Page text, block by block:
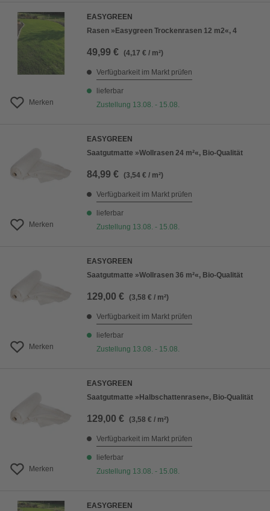
Merken
EASYGREEN
Rasen »Easygreen Trockenrasen 12 m2«, 4
49,99 € (4,17 € / m²)
Verfügbarkeit im Markt prüfen
lieferbar
Zustellung 13.08. - 15.08.
Merken
EASYGREEN
Saatgutmatte »Wollrasen 24 m²«, Bio-Qualität
84,99 € (3,54 € / m²)
Verfügbarkeit im Markt prüfen
lieferbar
Zustellung 13.08. - 15.08.
Merken
EASYGREEN
Saatgutmatte »Wollrasen 36 m²«, Bio-Qualität
129,00 € (3,58 € / m²)
Verfügbarkeit im Markt prüfen
lieferbar
Zustellung 13.08. - 15.08.
Merken
EASYGREEN
Saatgutmatte »Halbschattenrasen«, Bio-Qualität
129,00 € (3,58 € / m²)
Verfügbarkeit im Markt prüfen
lieferbar
Zustellung 13.08. - 15.08.
EASYGREEN